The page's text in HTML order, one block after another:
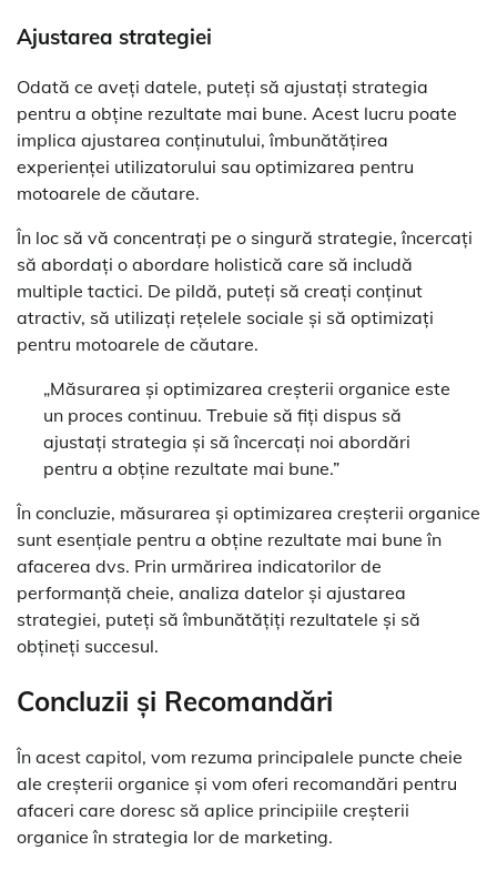
Ajustarea strategiei
Odată ce aveți datele, puteți să ajustați strategia
pentru a obține rezultate mai bune. Acest lucru poate
implica ajustarea conținutului, îmbunătățirea
experienței utilizatorului sau optimizarea pentru
motoarele de căutare.
În loc să vă concentrați pe o singură strategie, încercați
să abordați o abordare holistică care să includă
multiple tactici. De pildă, puteți să creați conținut
atractiv, să utilizați rețelele sociale și să optimizați
pentru motoarele de căutare.
„Măsurarea și optimizarea creșterii organice este
un proces continuu. Trebuie să fiți dispus să
ajustați strategia și să încercați noi abordări
pentru a obține rezultate mai bune.”
În concluzie, măsurarea și optimizarea creșterii organice
sunt esențiale pentru a obține rezultate mai bune în
afacerea dvs. Prin urmărirea indicatorilor de
performanță cheie, analiza datelor și ajustarea
strategiei, puteți să îmbunătățiți rezultatele și să
obțineți succesul.
Concluzii și Recomandări
În acest capitol, vom rezuma principalele puncte cheie
ale creșterii organice și vom oferi recomandări pentru
afaceri care doresc să aplice principiile creșterii
organice în strategia lor de marketing.